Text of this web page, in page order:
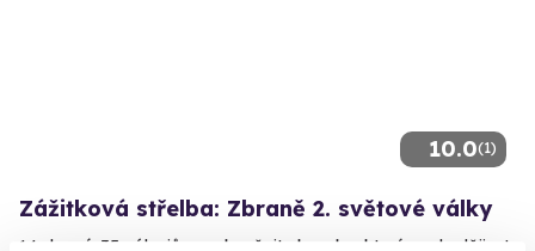
10.0(1)
Zážitková střelba: Zbraně 2. světové války